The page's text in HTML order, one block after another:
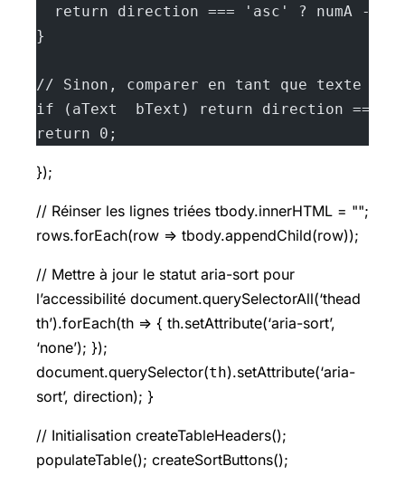
return direction === 'asc' ? numA -
}
// Sinon, comparer en tant que texte
if (aText  bText) return direction ===
return 0;
});
// Réinser les lignes triées tbody.innerHTML = "";
rows.forEach(row => tbody.appendChild(row));
// Mettre à jour le statut aria-sort pour
l’accessibilité document.querySelectorAll(‘thead
th’).forEach(th => { th.setAttribute(‘aria-sort’,
‘none’); });
document.querySelector(th).setAttribute(‘aria-
sort’, direction); }
// Initialisation createTableHeaders();
populateTable(); createSortButtons();